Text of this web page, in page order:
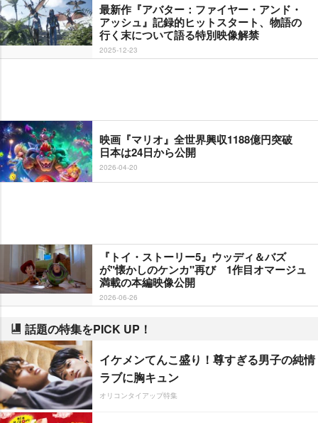
最新作『アバター：ファイヤー・アンド・
アッシュ』記録的ヒットスタート、物語の
行く末について語る特別映像解禁
2025-12-23
映画『マリオ』全世界興収1188億円突破
日本は24日から公開
2026-04-20
『トイ・ストーリー5』ウッディ＆バズ
が"懐かしのケンカ"再び 1作目オマージュ
満載の本編映像公開
2026-06-26
話題の特集をPICK UP！
イケメンてんこ盛り！尊すぎる男子の純情
ラブに胸キュン
オリコンタイアップ特集